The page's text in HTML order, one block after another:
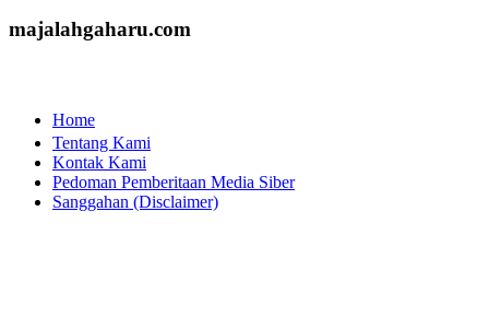
majalahgaharu.com
Home
Tentang Kami
Kontak Kami
Pedoman Pemberitaan Media Siber
Sanggahan (Disclaimer)